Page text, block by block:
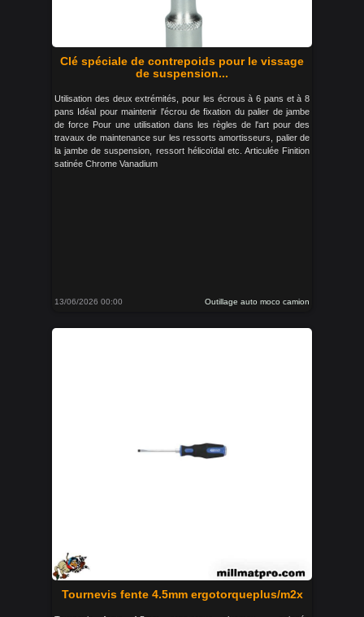
Clé spéciale de contrepoids pour le vissage
de suspension...
Utilisation des deux extrémités, pour les écrous à 6 pans et à 8
pans Idéal pour maintenir l'écrou de fixation du palier de jambe
de force Pour une utilisation dans les règles de l'art pour des
travaux de maintenance sur les ressorts amortisseurs, palier de
la jambe de suspension, ressort hélicoïdal etc. Articulée Finition
satinée Chrome Vanadium
13/06/2026 00:00 Outillage auto moco camion
Tournevis fente 4.5mm ergotorqueplus/m2x